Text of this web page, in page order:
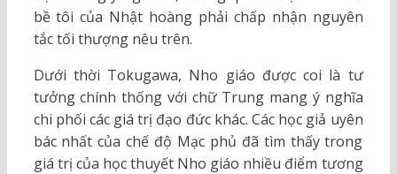
bề tôi của Nhật hoàng phải chấp nhận nguyên
tắc tối thượng nêu trên.
Dưới thời Tokugawa, Nho giáo được coi là tư
tưởng chính thống với chữ Trung mang ý nghĩa
chi phối các giá trị đạo đức khác. Các học giả uyên
bác nhất của chế độ Mạc phủ đã tìm thấy trong
giá trị của học thuyết Nho giáo nhiều điểm tương